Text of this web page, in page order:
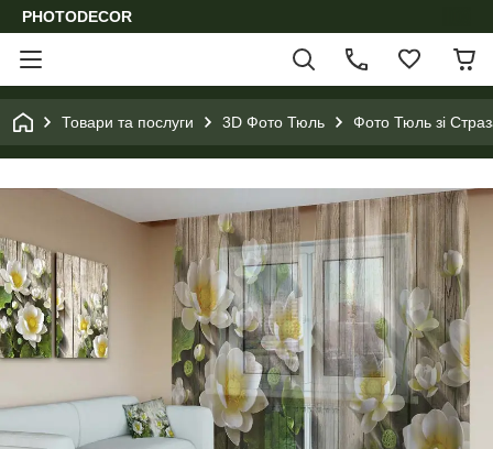
PHOTODECOR
Товари та послуги 3D Фото Тюль Фото Тюль зі